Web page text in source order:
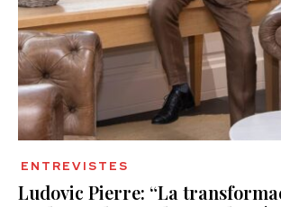
ENTREVISTES
Ludovic Pierre: “La